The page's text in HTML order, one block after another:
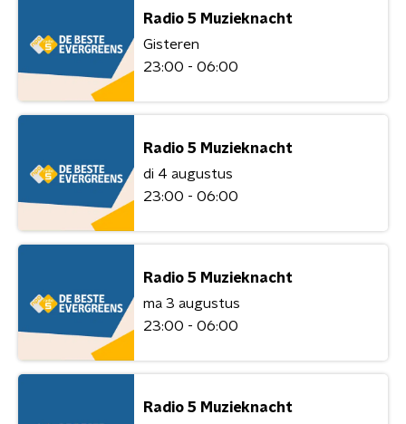
Radio 5 Muzieknacht
Gisteren
23:00 - 06:00
Radio 5 Muzieknacht
di 4 augustus
23:00 - 06:00
Radio 5 Muzieknacht
ma 3 augustus
23:00 - 06:00
Radio 5 Muzieknacht